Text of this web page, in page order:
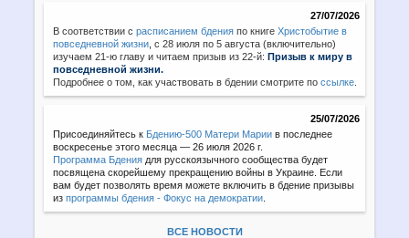
27/07/2026
В соответствии с расписанием бдения по книгеХристобытие в
повседневной жизни с 28 июля по 5 августа (включительно)
изучаем 21-ю главу и читаем призыв из 22-й:Призыв к миру в
повседневной жизни.
Подробнее о том, как участвовать в бдении смотрите поссылке
25/07/2026
Присоединяйтесь к Бдению-500 Матери Марии в последнее
воскресенье этого месяца — 26 июля 2026 г.
Программа Бдения для русскоязычного сообщества будет
посвящена скорейшему прекращению войны в Украине. Если
вам будет позволять время можете включить в бдение призывы
изпрограммы бдения - Фокус на демократии
ВСЕ НОВОСТИ